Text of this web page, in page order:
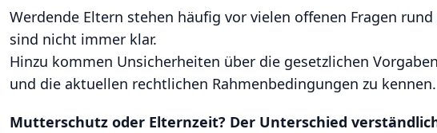
Werdende Eltern stehen häufig vor vielen offenen Fragen
sind nicht immer klar.
Hinzu kommen Unsicherheiten über die gesetzlichen
und die aktuellen rechtlichen Rahmenbedingungen zu kennen.
Mutterschutz oder Elternzeit? Der Unterschied